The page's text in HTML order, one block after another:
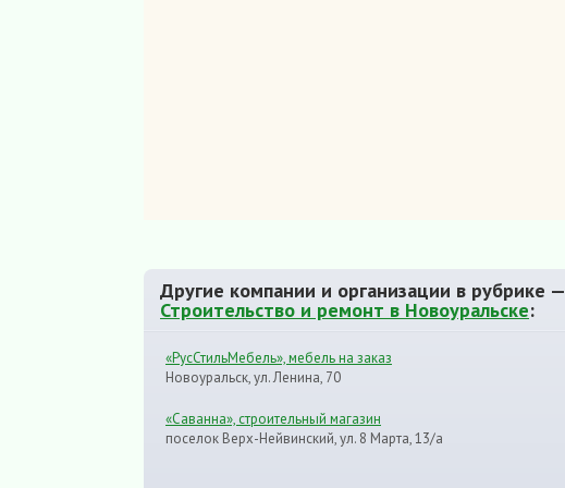
Другие компании и организации в рубрике —
Строительство и ремонт в Новоуральске:
«РусСтильМебель», мебель на заказ
Новоуральск, ул. Ленина, 70
«Саванна», строительный магазин
поселок Верх-Нейвинский, ул. 8 Марта, 13/а